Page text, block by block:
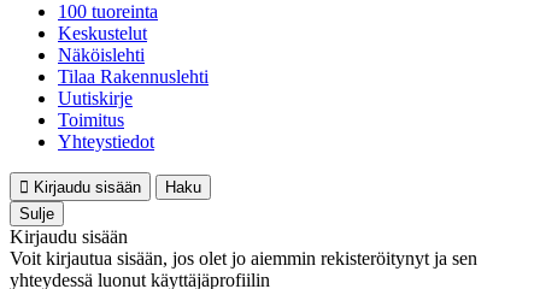
100 tuoreinta
Keskustelut
Näköislehti
Tilaa Rakennuslehti
Uutiskirje
Toimitus
Yhteystiedot
Kirjaudu sisään
Haku
Sulje
Kirjaudu sisään
Voit kirjautua sisään, jos olet jo aiemmin rekisteröitynyt ja sen
yhteydessä luonut käyttäjäprofiilin